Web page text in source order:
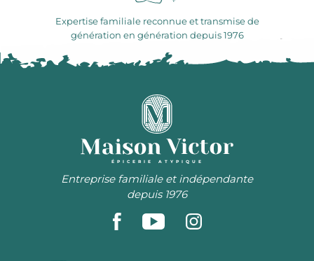
Expertise familiale reconnue et transmise de
génération en génération depuis 1976
ÉPICERIE ATYPIQUE
Entreprise familiale et indépendante
depuis 1976